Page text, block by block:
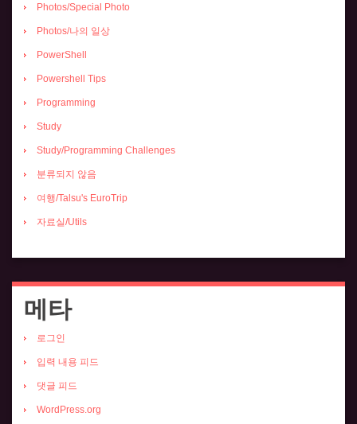
Photos/Special Photo
Photos/나의 일상
PowerShell
Powershell Tips
Programming
Study
Study/Programming Challenges
분류되지 않음
여행/Talsu's EuroTrip
자료실/Utils
메타
로그인
입력 내용 피드
댓글 피드
WordPress.org